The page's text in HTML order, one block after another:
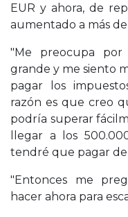
EUR y ahora, de
aumentado a más de
"Me preocupa por
grande y me siento
pagar los
razón es que creo
podría superar
llegar a los
tendré que pagar
"Entonces me
hacer ahora para